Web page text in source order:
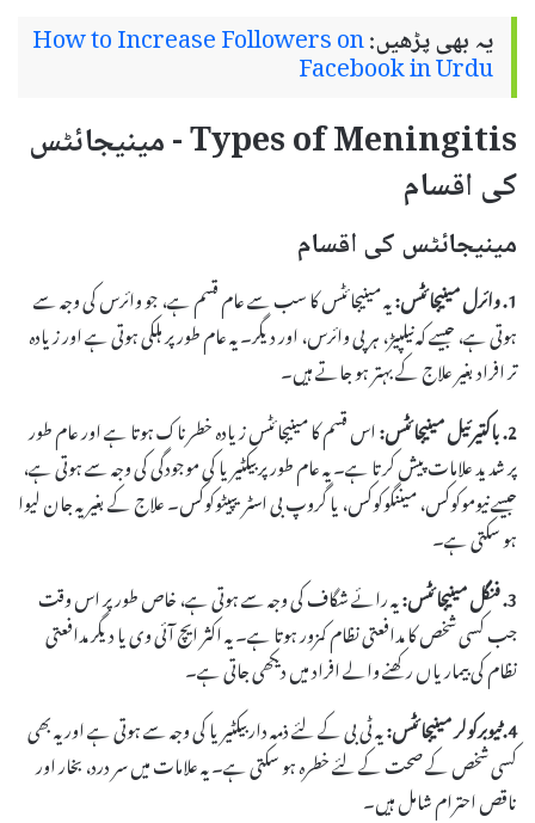
یہ بھی پڑھیں:How to Increase Followers on
Facebook in Urdu
Types of Meningitis - مینیجائٹس
کی اقسام
مینیجائٹس کی اقسام
1. وائرل مینیجائٹس: یہ مینیجائٹس کا سب سے عام قسم ہے، جو وائرس کی وجہ سے
ہوتی ہے، جیسے کہ نیلپیڑ، ہرپی وائرس، اور دیگر۔ یہ عام طور پر ہلکی ہوتی ہے اور زیادہ
تر افراد بغیر علاج کے بہتر ہو جاتے ہیں۔
2. باکتیرئیل مینیجائٹس:
اس قسم کا مینیجائٹس زیادہ خطرناک ہوتا ہے اور عام طور
پر شدید علامات پیش کرتا ہے۔ یہ عام طور پر بیکٹیریا کی موجودگی کی وجہ سے ہوتی ہے،
جیسے نیوموکوکس، میننگوکوکس، یا گروپ بی اسٹریپیٹوکوکس۔ علاج کے بغیر یہ جان لیوا
ہو سکتی ہے۔
3. فنگل مینیجائٹس:
یہ رائے شگاف کی وجہ سے ہوتی ہے، خاص طور پر اس وقت
جب کسی شخص کا مدافعتی نظام کمزور ہوتا ہے۔ یہ اکثر ایچ آئی وی یا دیگر مدافعتی
نظام کی بیماریاں رکھنے والے افراد میں دیکھی جاتی ہے۔
4. ٹیوبرکولر مینیجائٹس:
یہ ٹی بی کے لئے ذمہ دار بیکٹیریا کی وجہ سے ہوتی ہے اور یہ بھی
کسی شخص کے صحت کے لئے خطرہ ہو سکتی ہے۔ یہ علامات میں سر درد، بخار اور
ناقص احترام شامل ہیں۔